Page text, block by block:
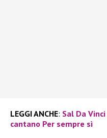
LEGGI ANCHE: Sal Da
cantano Per sempre sì